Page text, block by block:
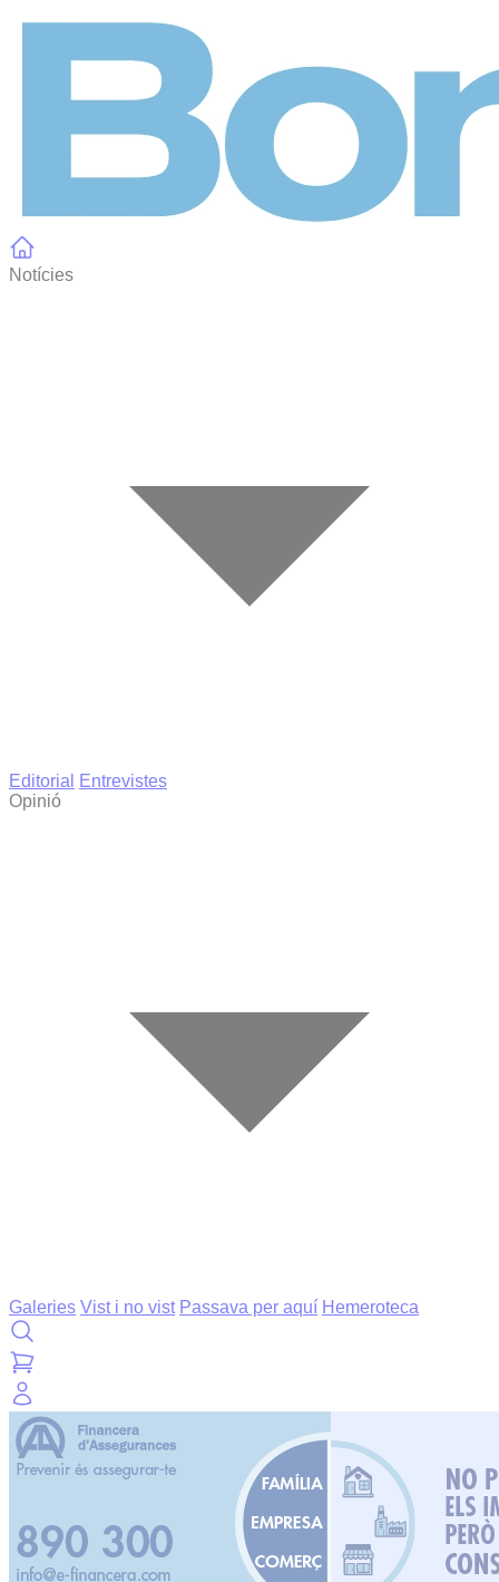
Notícies
Editorial
Entrevistes
Opinió
Galeries Vist i no vist Passava per aquí Hemeroteca